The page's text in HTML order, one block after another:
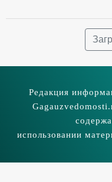
Редакция
использовании